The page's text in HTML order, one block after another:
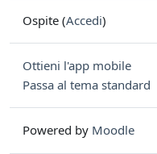
Ospite (Accedi)
Ottieni l'app mobile
Passa al tema standard
Powered by Moodle